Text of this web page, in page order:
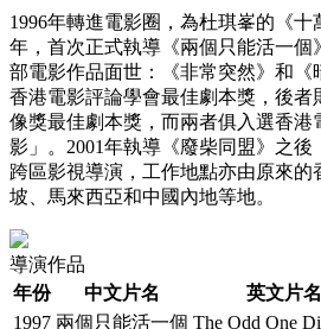
1996年轉進電影圈，為杜琪峯的《
年，首次正式執導《兩個只能活一個
部電影作品面世：《非常突然》和《
香港電影評論學會最佳劇本獎，後者
像獎最佳劇本獎，而兩者俱入選香港
影」。2001年執導《廢柴同盟》之
跨區影視導演，工作地點亦由原來的
坡、馬來西亞和中國內地等地。
導演作品
年份
中文片名 英文片名
1997 兩個只能活一個 The Odd One